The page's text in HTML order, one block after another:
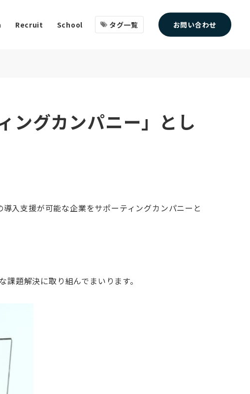
タグ一覧 お問い合わせ
Recruit School
ングカンパニー」とし
入支援が可能な企業をサポーティングカンパニーと
題解決に取り組んでまいります。